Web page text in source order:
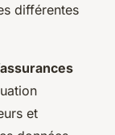
différentes
et